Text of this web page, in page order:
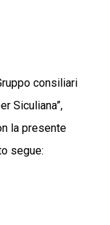
consiliari
Siculiana”,
la presente
segue: